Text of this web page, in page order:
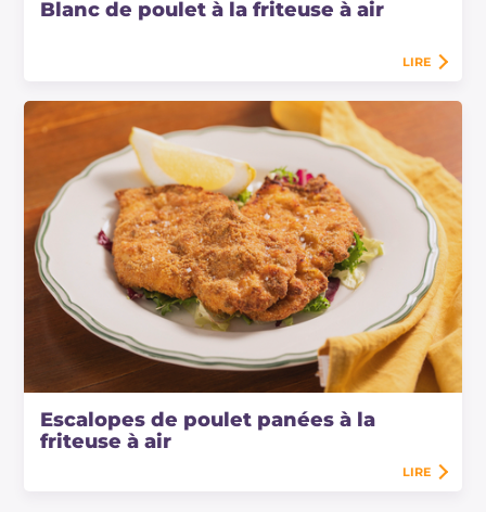
Blanc de poulet à la friteuse à air
LIRE
Escalopes de poulet panées à la
friteuse à air
LIRE